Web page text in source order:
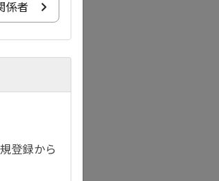
係者
登録から